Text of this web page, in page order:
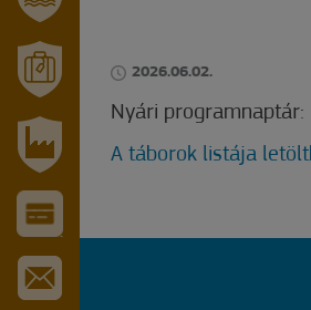
ERZSÉBET
GYÓGYFÜRDŐ
MÓRAHALOM
TURISZTIKA
PARK
ÉS
TURISZTIKAI
KÁRTYA
2026.06.02.
Nyári
A táborok listája